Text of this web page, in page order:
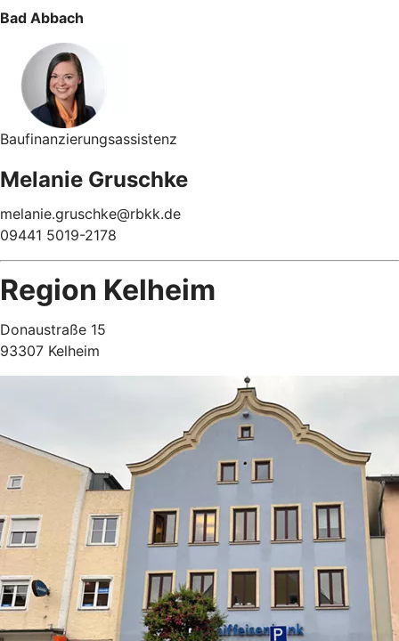
Bad Abbach
Baufinanzierungsassistenz
Melanie Gruschke
melanie.gruschke@rbkk.de
09441 5019-2178
Region Kelheim
Donaustraße 15
93307 Kelheim